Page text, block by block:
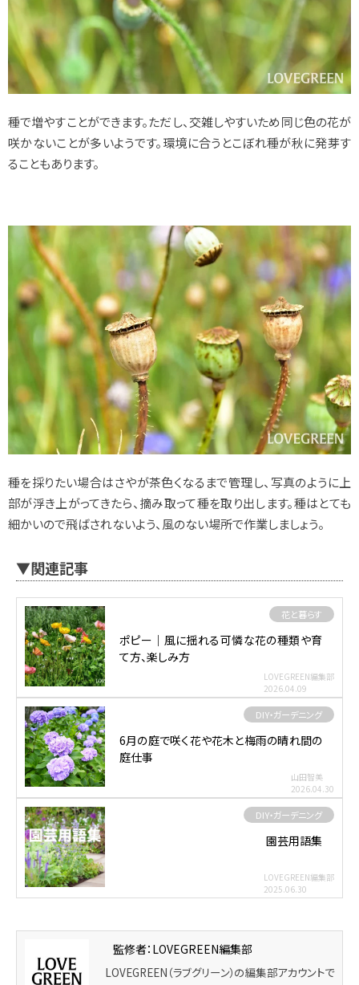
種で増やすことができます。ただし、交雑しやすいため同じ色の花が
咲かないことが多いようです。環境に合うとこぼれ種が秋に発芽す
ることもあります。
種を採りたい場合はさやが茶色くなるまで管理し、写真のように上
部が浮き上がってきたら、摘み取って種を取り出します。種はとても
細かいので飛ばされないよう、風のない場所で作業しましょう。
▼関連記事
花と暮らす
ポピー｜風に揺れる可憐な花の種類や育
て方、楽しみ方
LOVEGREEN編集部
2026.04.09
DIY・ガーデニング
6月の庭で咲く花や花木と梅雨の晴れ間の
庭仕事
山田智美
2026.04.30
DIY・ガーデニング
園芸用語集
LOVEGREEN編集部
2025.06.30
監修者：LOVEGREEN編集部
LOVEGREEN（ラブグリーン）の編集部アカウントで